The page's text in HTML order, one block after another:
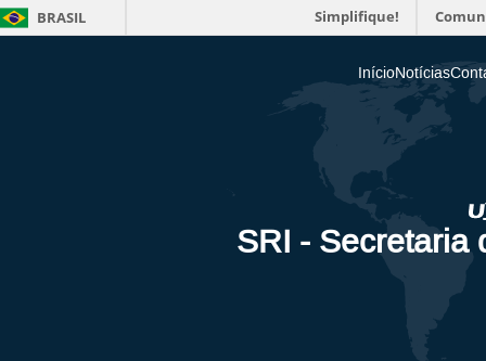
BRASIL Simplifique!
InícioNotícias
SRI - Secretaria